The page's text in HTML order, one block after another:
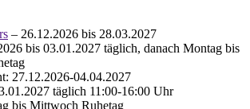
– 26.12.2026 bis 28.03.2027
bis 03.01.2027 täglich, danach Montag bis
27.12.2026-04.04.2027
täglich 11:00-16:00 Uhr
bis Mittwoch Ruhetag